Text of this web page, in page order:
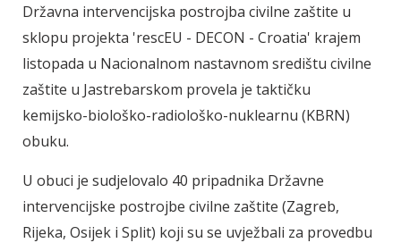
Državna intervencijska postrojba civilne zaštite u
sklopu projekta 'rescEU - DECON - Croatia' krajem
listopada u Nacionalnom nastavnom središtu civilne
zaštite u Jastrebarskom provela je taktičku
kemijsko-biološko-radiološko-nuklearnu (KBRN)
obuku.
U obuci je sudjelovalo 40 pripadnika Državne
intervencijske postrojbe civilne zaštite (Zagreb,
Rijeka, Osijek i Split) koji su se uvježbali za provedbu